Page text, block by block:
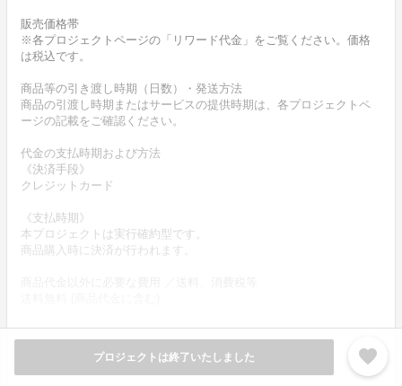
プロジェクトは終了いたしました favorite
販売価格帯
※各プロジェクトページの「リワード代金」をご覧ください。価格
は税込です。
商品等の引き渡し時期（日数）・発送方法
商品の引渡し時期またはサービスの提供時期は、各プロジェクトペ
ージの記載をご確認ください。
代金の支払時期および方法
《決済手段》
クレジットカード
《支払時期》
本プロジェクトは実行確約型です。
商品購入時に決済が行われます。
返品の取扱条件／返品期限、返品時の送料負担または解約や退会条
《返品の取扱い条件》